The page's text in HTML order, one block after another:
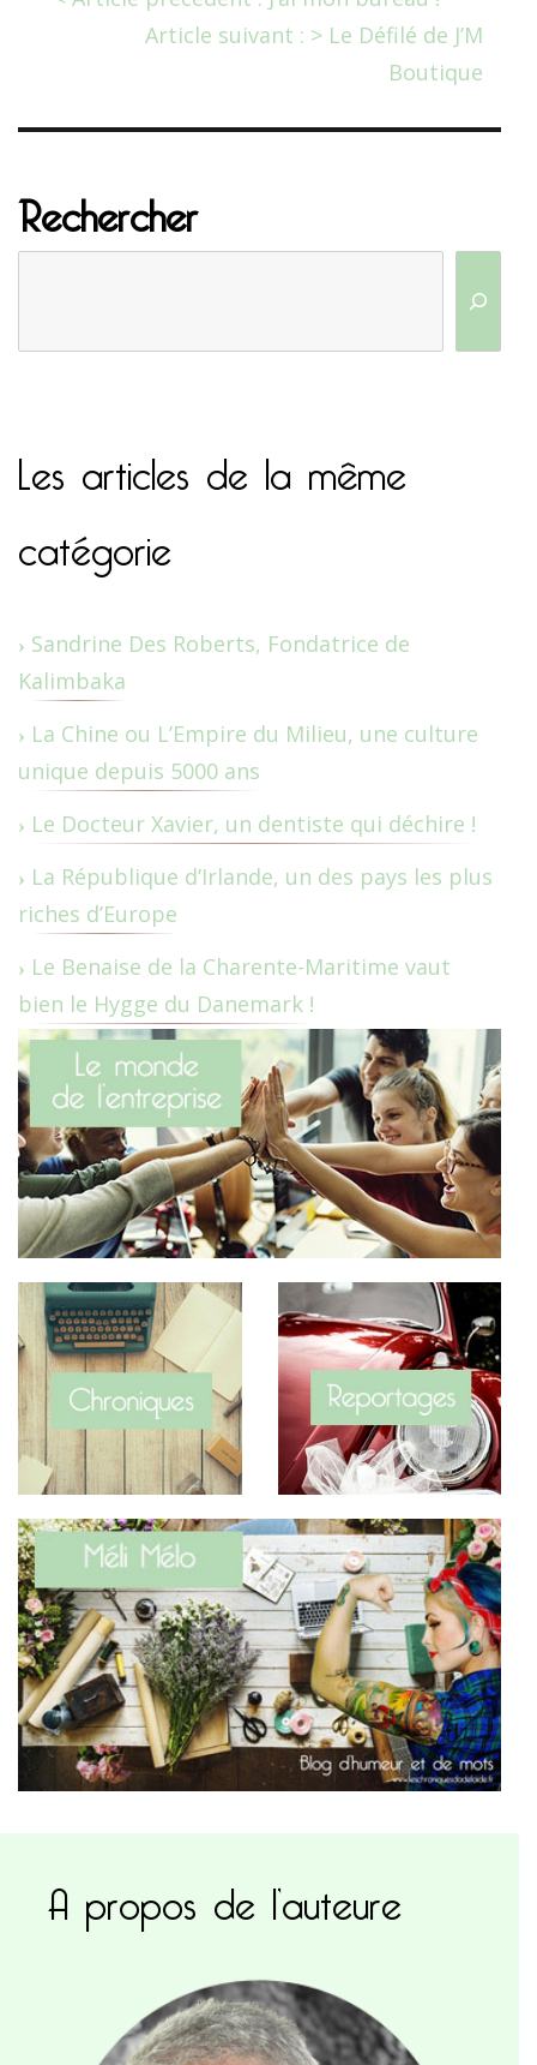
Article suivant : > Le Défilé de J’M
Boutique
Rechercher
Les articles de la même
catégorie
Sandrine Des Roberts, Fondatrice de
Kalimbaka
La Chine ou L’Empire du Milieu, une culture
unique depuis 5000 ans
Le Docteur Xavier, un dentiste qui déchire !
La République d’Irlande, un des pays les plus
riches d’Europe
Le Benaise de la Charente-Maritime vaut
bien le Hygge du Danemark !
A propos de l’auteure